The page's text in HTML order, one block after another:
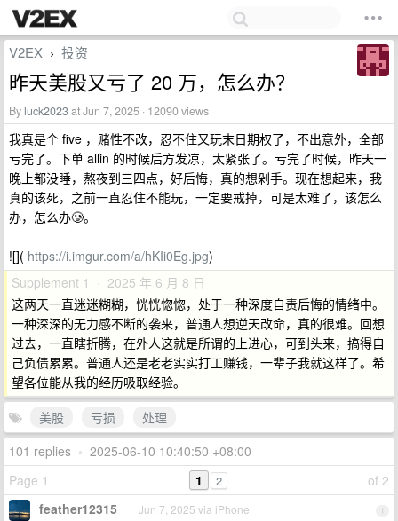
V2EX › 投资
昨天美股又亏了 20 万，怎么办？
By luck2023at Jun 7, 2025 · 12090 views
我真是个 five ，赌性不改，忍不住又玩末日期权了，不出意外，全部
亏完了。下单 allin 的时候后方发凉，太紧张了。亏完了时候，昨天一
晚上都没睡，熬夜到三四点，好后悔，真的想剁手。现在想起来，我
真的该死，之前一直忍住不能玩，一定要戒掉，可是太难了，该怎么
办，怎么办🥲。
![]( https://i.imgur.com/a/hKIi0Eg.jpg)
Supplement 1 · 2025 年 6 月 8 日
这两天一直迷迷糊糊，恍恍惚惚，处于一种深度自责后悔的情绪中。
一种深深的无力感不断的袭来，普通人想逆天改命，真的很难。回想
过去，一直瞎折腾，在外人这就是所谓的上进心，可到头来，搞得自
己负债累累。普通人还是老老实实打工赚钱，一辈子我就这样了。希
望各位能从我的经历吸取经验。
美股
亏损
处理
101 replies • 2025-06-10 10:40:50 +08:00
Page 1
of 2
1 2
1
feather12315 Jun 7, 2025 via iPhone